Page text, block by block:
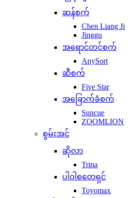
ဆန်စက်
Chen Liang Ji
Jinggu
အရောင်တင်စက်
AnySort
ဆီစက်
Five Star
အခြောက်ခံစက်
Suncue
ZOOMLION
စွမ်းအင်
ဆိုလာ
Trina
ပါဝါစတေရှင်
Toyomax